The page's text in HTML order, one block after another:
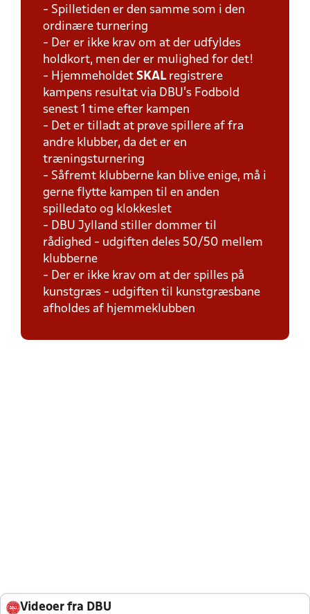
- Spilletiden er den samme som i den
ordinære turnering
- Der er ikke krav om at der udfyldes
holdkort, men der er mulighed for det!
- Hjemmeholdet SKAL registrere
kampens resultat via DBU's Fodbold
senest 1 time efter kampen
- Det er tilladt at prøve spillere af fra
andre klubber, da det er en
træningsturnering
- Såfremt klubberne kan blive enige, må i
gerne flytte kampen til en anden
spilledato og klokkeslet
- DBU Jylland stiller dommer til
rådighed - udgiften deles 50/50 mellem
klubberne
- Der er ikke krav om at der spilles på
kunstgræs - udgiften til kunstgræsbane
afholdes af hjemmeklubben
Videoer fra DBU